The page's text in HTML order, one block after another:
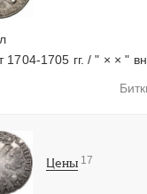
1704-1705 гг. / " × × "
Цены 17